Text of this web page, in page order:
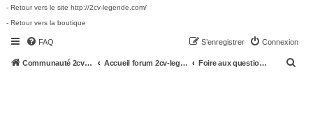
- Retour vers le site http://2cv-legende.com/
- Retour vers la boutique
FAQ Connexion
S’enregistrer
Communauté 2cv-legende.com Accueil forum 2cv-legende.com Foire aux questions (Questions posées fréquemment)